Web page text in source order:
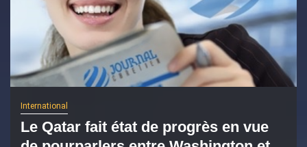
International
Le Qatar fait état de progrès en vue